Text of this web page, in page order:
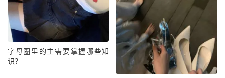
字母圈里的主需要掌握哪些知
识？